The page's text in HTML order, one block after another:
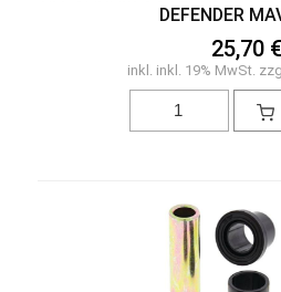
DEFENDER
25,70 €
inkl. inkl. 19% MwSt.